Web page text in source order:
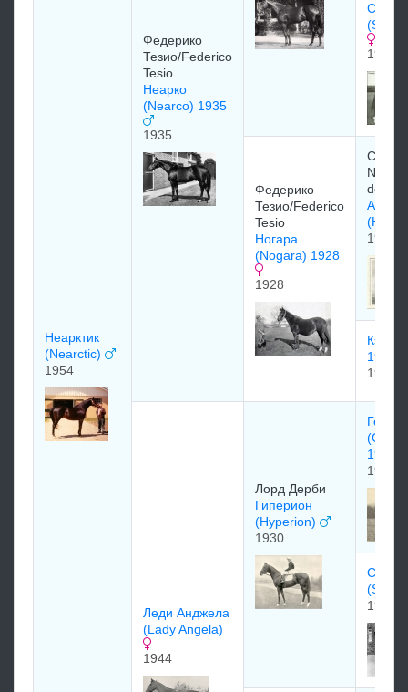
Неарктик
(Nearctic)
1954
Федерико
Тезио/Federico
Tesio
Неарко
(Nearco) 1935
1935
1914
Федерико
Тезио/Federico
Tesio
Ногара
(Nogara) 1928
1928
Comte
de
1915
1910)
1910
Лeди Анджeла
(Lady Angela)
1944
Лоpд Дepби
Гиперион
(Hyperion)
1930
1915
1915
Силин
1919